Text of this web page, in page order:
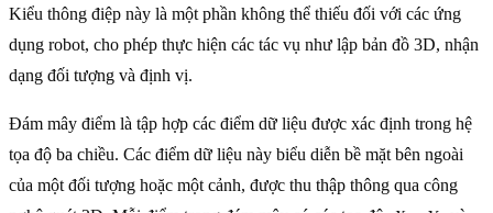
Kiểu thông điệp này là một phần không thể thiếu đối với các ứng
dụng robot, cho phép thực hiện các tác vụ như lập bản đồ 3D, nhận
dạng đối tượng và định vị.
Đám mây điểm là tập hợp các điểm dữ liệu được xác định trong hệ
tọa độ ba chiều. Các điểm dữ liệu này biểu diễn bề mặt bên ngoài
của một đối tượng hoặc một cảnh, được thu thập thông qua công